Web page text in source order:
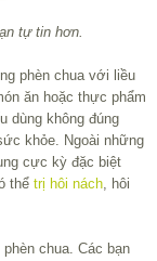
tự tin hơn.
phèn chua với liều
ăn hoặc thực phẩm
dùng không đúng
khỏe. Ngoài những
cực kỳ đặc biệt
thể trị hôi nách, hôi
chua. Các bạn